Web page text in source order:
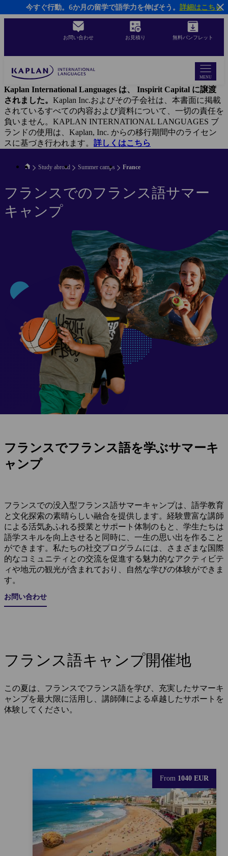
to
お問い合わせ お見積り 無料パンフレット
MENU
Kaplan International Languages は、 Inspirit Capital に譲渡
されました。 Kaplan Inc.およびその子会社は、本書面に掲載
されているすべての内容および資料について、一切の責任を
負いません。KAPLAN INTERNATIONAL LANGUAGES ブ
ランドの使用は、Kaplan, Inc. からの移行期間中のライセン
スに基づき行われます。 詳しくはこちら
今すぐ行動。6か月の留学で語学力を伸ばそう。 詳細はこちら
Study abroad Summer camps France
フランスでのフランス語サマー
キャンプ
フランスでフランス語を学ぶサマーキ
ャンプ
フランスでの没入型フランス語サマーキャンプは、語学教育
と文化探索の素晴らしい融合を提供します。経験豊富な講師
による活気あふれる授業とサポート体制のもと、学生たちは
語学スキルを向上させると同時に、一生の思い出を作ること
ができます。私たちの社交プログラムには、さまざまな国際
的なコミュニティとの交流を促進する魅力的なアクティビテ
ィや地元の観光が含まれており、自然な学びの体験ができま
す。
お問い合わせ
フランス語キャンプ開催地
この夏は、フランスでフランス語を学び、充実したサマーキ
ャンプを最大限に活用し、講師陣による卓越したサポートを
体験してください。
From 1040 EUR